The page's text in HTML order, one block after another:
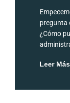
pregunta
¿Cómo
Leer Más